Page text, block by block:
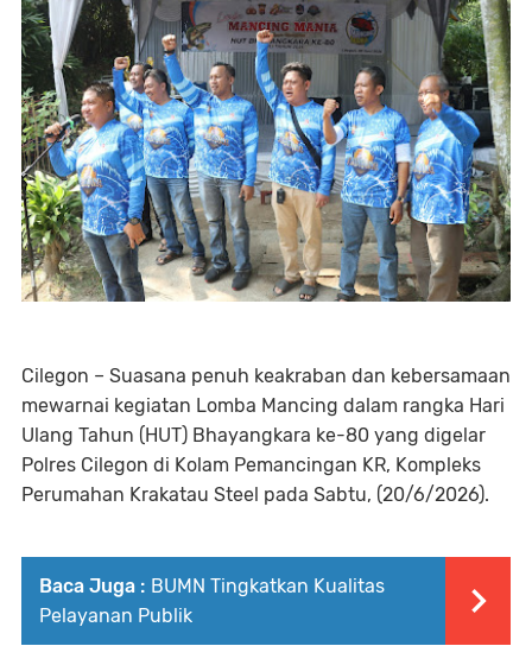
Cilegon – Suasana penuh keakraban dan kebersamaan
mewarnai kegiatan Lomba Mancing dalam rangka Hari
Ulang Tahun (HUT) Bhayangkara ke-80 yang digelar
Polres Cilegon di Kolam Pemancingan KR, Kompleks
Perumahan Krakatau Steel pada Sabtu, (20/6/2026).
Baca Juga : BUMN Tingkatkan Kualitas
Pelayanan Publik